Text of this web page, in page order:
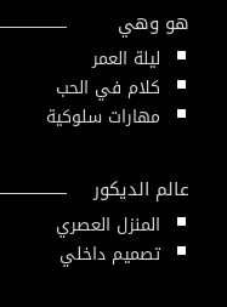
هو وهي
ليلة العمر
كلام في الحب
مهارات سلوكية
عالم الديكور
المنزل العصري
تصميم داخلي